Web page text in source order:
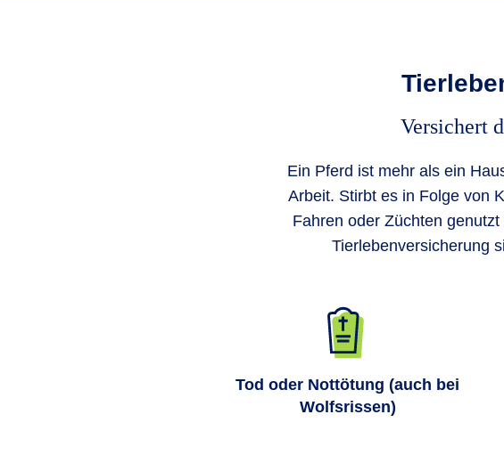
Versichert
Ein Pferd ist mehr als ein
Arbeit. Stirbt es in Folge von
Fahren oder Züchten
Tierlebenversicherung
Tod oder Nottötung (auch bei
Wolfsrissen)